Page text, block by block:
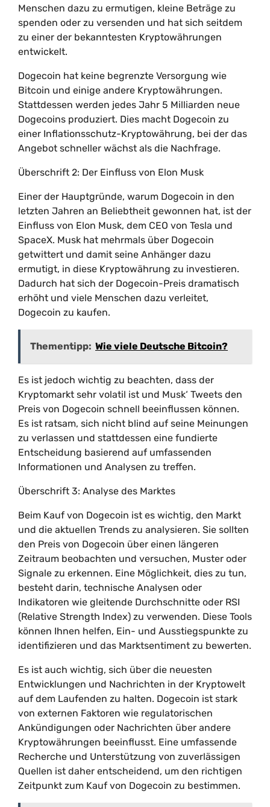
Menschen dazu zu ermutigen, kleine Beträge zu
spenden oder zu versenden und hat sich seitdem
zu einer der bekanntesten Kryptowährungen
entwickelt.
Dogecoin hat keine begrenzte Versorgung wie
Bitcoin und einige andere Kryptowährungen.
Stattdessen werden jedes Jahr 5 Milliarden neue
Dogecoins produziert. Dies macht Dogecoin zu
einer Inflationsschutz-Kryptowährung, bei der das
Angebot schneller wächst als die Nachfrage.
Überschrift 2: Der Einfluss von Elon Musk
Einer der Hauptgründe, warum Dogecoin in den
letzten Jahren an Beliebtheit gewonnen hat, ist der
Einfluss von Elon Musk, dem CEO von Tesla und
SpaceX. Musk hat mehrmals über Dogecoin
getwittert und damit seine Anhänger dazu
ermutigt, in diese Kryptowährung zu investieren.
Dadurch hat sich der Dogecoin-Preis dramatisch
erhöht und viele Menschen dazu verleitet,
Dogecoin zu kaufen.
Thementipp: Wie viele Deutsche Bitcoin?
Es ist jedoch wichtig zu beachten, dass der
Kryptomarkt sehr volatil ist und Musk‘ Tweets den
Preis von Dogecoin schnell beeinflussen können.
Es ist ratsam, sich nicht blind auf seine Meinungen
zu verlassen und stattdessen eine fundierte
Entscheidung basierend auf umfassenden
Informationen und Analysen zu treffen.
Überschrift 3: Analyse des Marktes
Beim Kauf von Dogecoin ist es wichtig, den Markt
und die aktuellen Trends zu analysieren. Sie sollten
den Preis von Dogecoin über einen längeren
Zeitraum beobachten und versuchen, Muster oder
Signale zu erkennen. Eine Möglichkeit, dies zu tun,
besteht darin, technische Analysen oder
Indikatoren wie gleitende Durchschnitte oder RSI
(Relative Strength Index) zu verwenden. Diese Tools
können Ihnen helfen, Ein- und Ausstiegspunkte zu
identifizieren und das Marktsentiment zu bewerten.
Es ist auch wichtig, sich über die neuesten
Entwicklungen und Nachrichten in der Kryptowelt
auf dem Laufenden zu halten. Dogecoin ist stark
von externen Faktoren wie regulatorischen
Ankündigungen oder Nachrichten über andere
Kryptowährungen beeinflusst. Eine umfassende
Recherche und Unterstützung von zuverlässigen
Quellen ist daher entscheidend, um den richtigen
Zeitpunkt zum Kauf von Dogecoin zu bestimmen.